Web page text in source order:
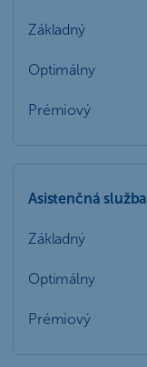
Základný
Optimálny
Prémiový
Asistenčná služba
Základný
Optimálny
Prémiový